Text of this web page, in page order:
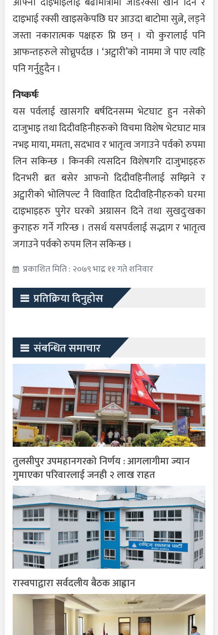
दाइभाई रक्सी खाइसकेपछि घर आउदा बाटोमा सुत्ने, लड्ने
जस्ता नकारात्मक पक्षहरु प्नि छन् । यो कुरालाई पनि
आफन्तहरुले सोच्नुपर्दछ । ‘अट्वारी’को नाममा जे पाए त्यहि
पनि गर्नुहुदैन ।
निष्कर्षः
यस पर्वलाई खासगरि बर्षदिनसम्म भेटघाट हुन नसेको
दाजुभाइ तथा दिदीवहिनीहरुको विचमा विशेष भेटघाट मात्र
नभइ माया, ममता, सदभाव र भातृत्व जगाउने पर्वको रुपमा
लिन सकिन्छ । किनकी त्यसदिन विशेषगरि दाजुभाइहरु
दिनभरी ब्रत बसेर आफनो दिदीवहिनीलाई सम्झिने र
अट्वारीको भोलिपल्ट नै विवाहित दिदीवहिनीहरुको घरमा
दाइभाइहरु पुगेर घरको अग्रासन दिने तथा सुखदुःखका
कुराहरु गर्ने गरिन्छ । तसर्थ यसपर्वलाई सद्भाग र भातृत्व
जगाउने पर्वको रुपम लिन सकिन्छ ।
प्रकाशित मिति : २०७९ भाद्र ११ गते शनिवार
प्रतिक्रिया दिनुहोस
संबन्धित समाचार
तुलसीपुर उपमहानगरको निर्णय : आगलागीमा ज्यान
गुमाएका परिवारलाई जनही २ लाख राहत
रास्वपाद्वारा सर्वदलीय बैठक आह्वान